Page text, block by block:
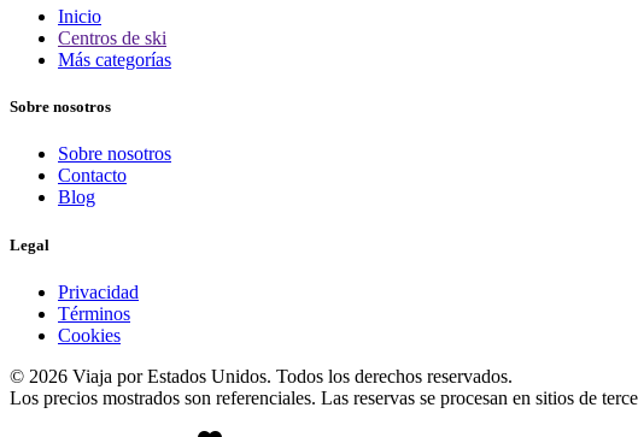
Inicio
Centros de ski
Más categorías
Sobre nosotros
Sobre nosotros
Contacto
Blog
Legal
Privacidad
Términos
Cookies
© 2026 Viaja por Estados Unidos. Todos los derechos reservados.
Los precios mostrados son referenciales. Las reservas se procesan en sitios de